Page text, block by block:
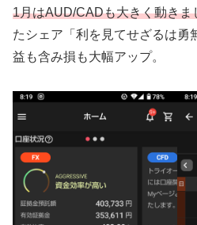
1月はAUD/CADも大きく動きま
たシェア「利を見てせざるは勇
益も含み損も大幅アップ。